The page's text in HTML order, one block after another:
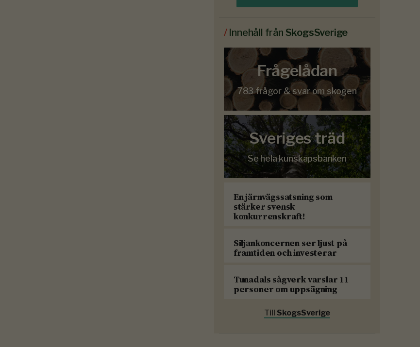
/ Innehåll från SkogsSverige
Frågelådan
783 frågor & svar om skogen
Sveriges träd
Se hela kunskapsbanken
En järnvägssatsning som
stärker svensk
konkurrenskraft!
Siljankoncernen ser ljust på
framtiden och investerar
Tunadals sågverk varslar 11
personer om uppsägning
Till SkogsSverige